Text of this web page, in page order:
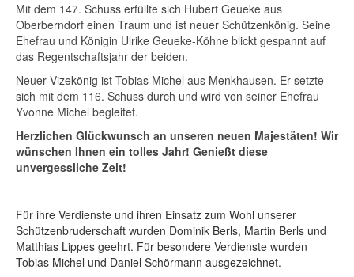
Mit dem 147. Schuss erfüllte sich Hubert Geueke aus
Oberberndorf einen Traum und ist neuer Schützenkönig. Seine
Ehefrau und Königin Ulrike Geueke-Köhne blickt gespannt auf
das Regentschaftsjahr der beiden.
Neuer Vizekönig ist Tobias Michel aus Menkhausen. Er setzte
sich mit dem 116. Schuss durch und wird von seiner Ehefrau
Yvonne Michel begleitet.
Herzlichen Glückwunsch an unseren neuen Majestäten! Wir
wünschen Ihnen ein tolles Jahr! Genießt diese
unvergessliche Zeit!
Für ihre Verdienste und ihren Einsatz zum Wohl unserer
Schützenbruderschaft wurden Dominik Berls, Martin Berls und
Matthias Lippes geehrt. Für besondere Verdienste wurden
Tobias Michel und Daniel Schörmann ausgezeichnet.